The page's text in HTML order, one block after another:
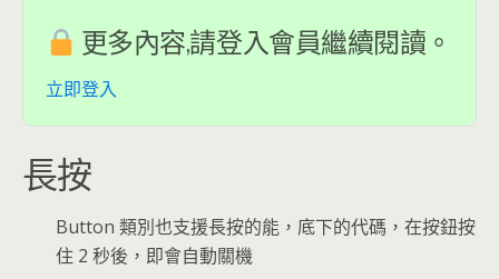
更多內容,請登入會員繼續閱讀。
立即登入
長按
Button 類別也支援長按的能，底下的代碼，在按鈕按
住 2 秒後，即會自動關機